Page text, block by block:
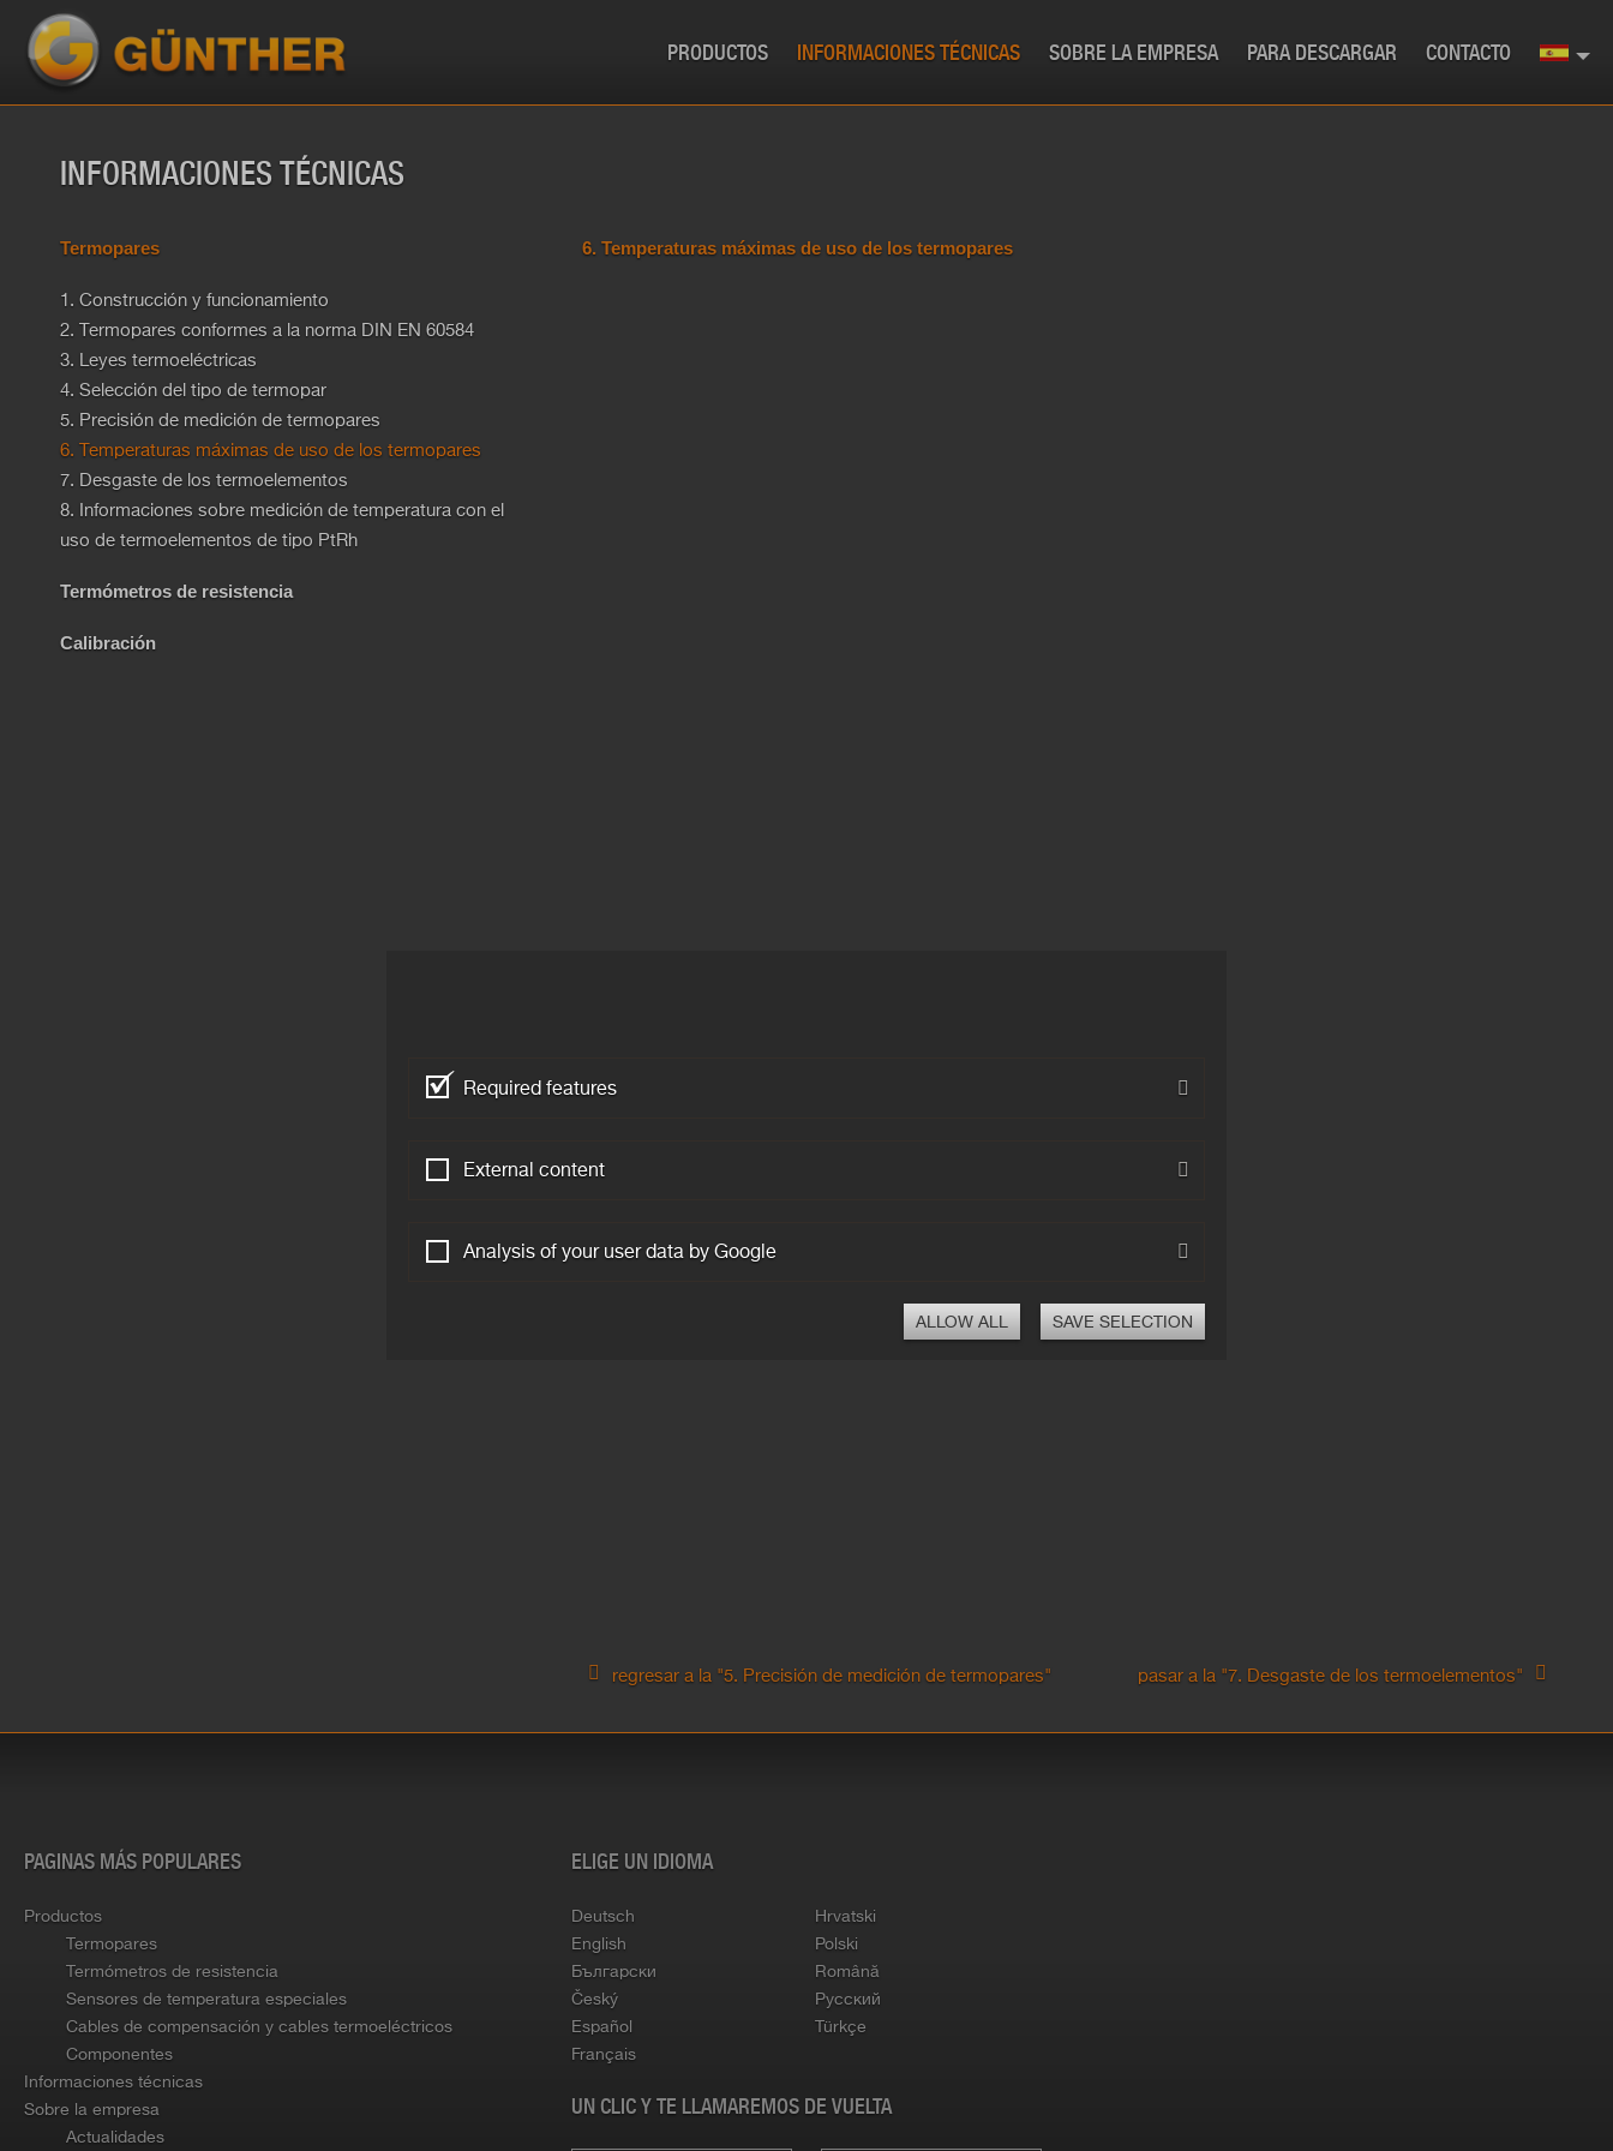
PRODUCTOS INFORMACIONES TÉCNICAS SOBRE LA EMPRESA PARA DESCARGAR CONTACTO
INFORMACIONES TÉCNICAS
Termopares
1. Construcción y funcionamiento
2. Termopares conformes a la norma DIN EN 60584
3. Leyes termoeléctricas
4. Selección del tipo de termopar
5. Precisión de medición de termopares
6. Temperaturas máximas de uso de los termopares
7. Desgaste de los termoelementos
8. Informaciones sobre medición de temperatura con el
uso de termoelementos de tipo PtRh
Termómetros de resistencia
Calibración
6. Temperaturas máximas de uso de los termopares
regresar a la "5. Precisión de medición de termopares" pasar a la "7. Desgaste de los termoelementos"
PAGINAS MÁS POPULARES
Productos
Termopares
Termómetros de resistencia
Sensores de temperatura especiales
Cables de compensación y cables termoeléctricos
Componentes
Informaciones técnicas
Sobre la empresa
Actualidades
ELIGE UN IDIOMA
Deutsch
English
Български
Český
Español
Français
Hrvatski
Polski
Română
Русский
Türkçe
UN CLIC Y TE LLAMAREMOS DE VUELTA
Required features
External content
Analysis of your user data by Google
ALLOW ALL SAVE SELECTION